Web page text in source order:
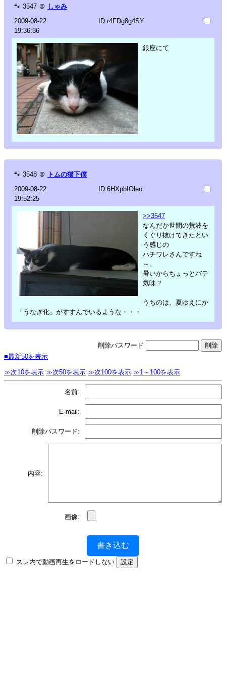
🐾 3547 ＠ しゃみ
2009-08-22
19:36:36
ID:r4FDg8g4SY
銀座にて
🐾 3548 ＠ トムの猫下僕
2009-08-22
19:52:25
ID:6HXpbIOleo
>>3547
なんだか世間の荒波を
くぐり抜けてきたとい
う感じの
ハチワレさんですね
～。
暑いからちょっとバテ
気味？
うちのは、夏ゆえにか
「うなぎ化」がすすんでいるような・・・
削除パスワード
■最新50を表示
≫次10を表示 ≫次50を表示 ≫次100を表示 ≫1～100を表示
名前:
E-mail:
削除パスワード:
内容:
画像:
書き込む
スレ内で動画再生をロードしない